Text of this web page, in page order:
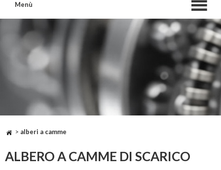
Menù
> alberi a camme
ALBERO A CAMME DI SCARICO